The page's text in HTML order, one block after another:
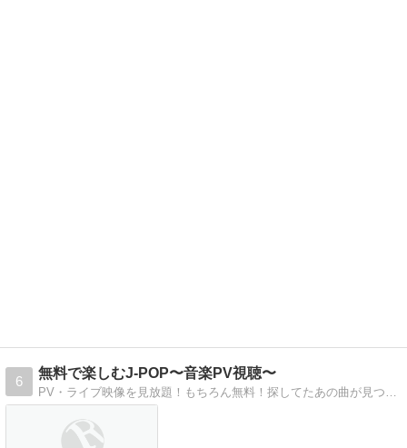
6
無料で楽しむJ-POP〜音楽PV視聴〜
PV・ライブ映像を見放題！もちろん無料！探してたあの曲が見つかるかも